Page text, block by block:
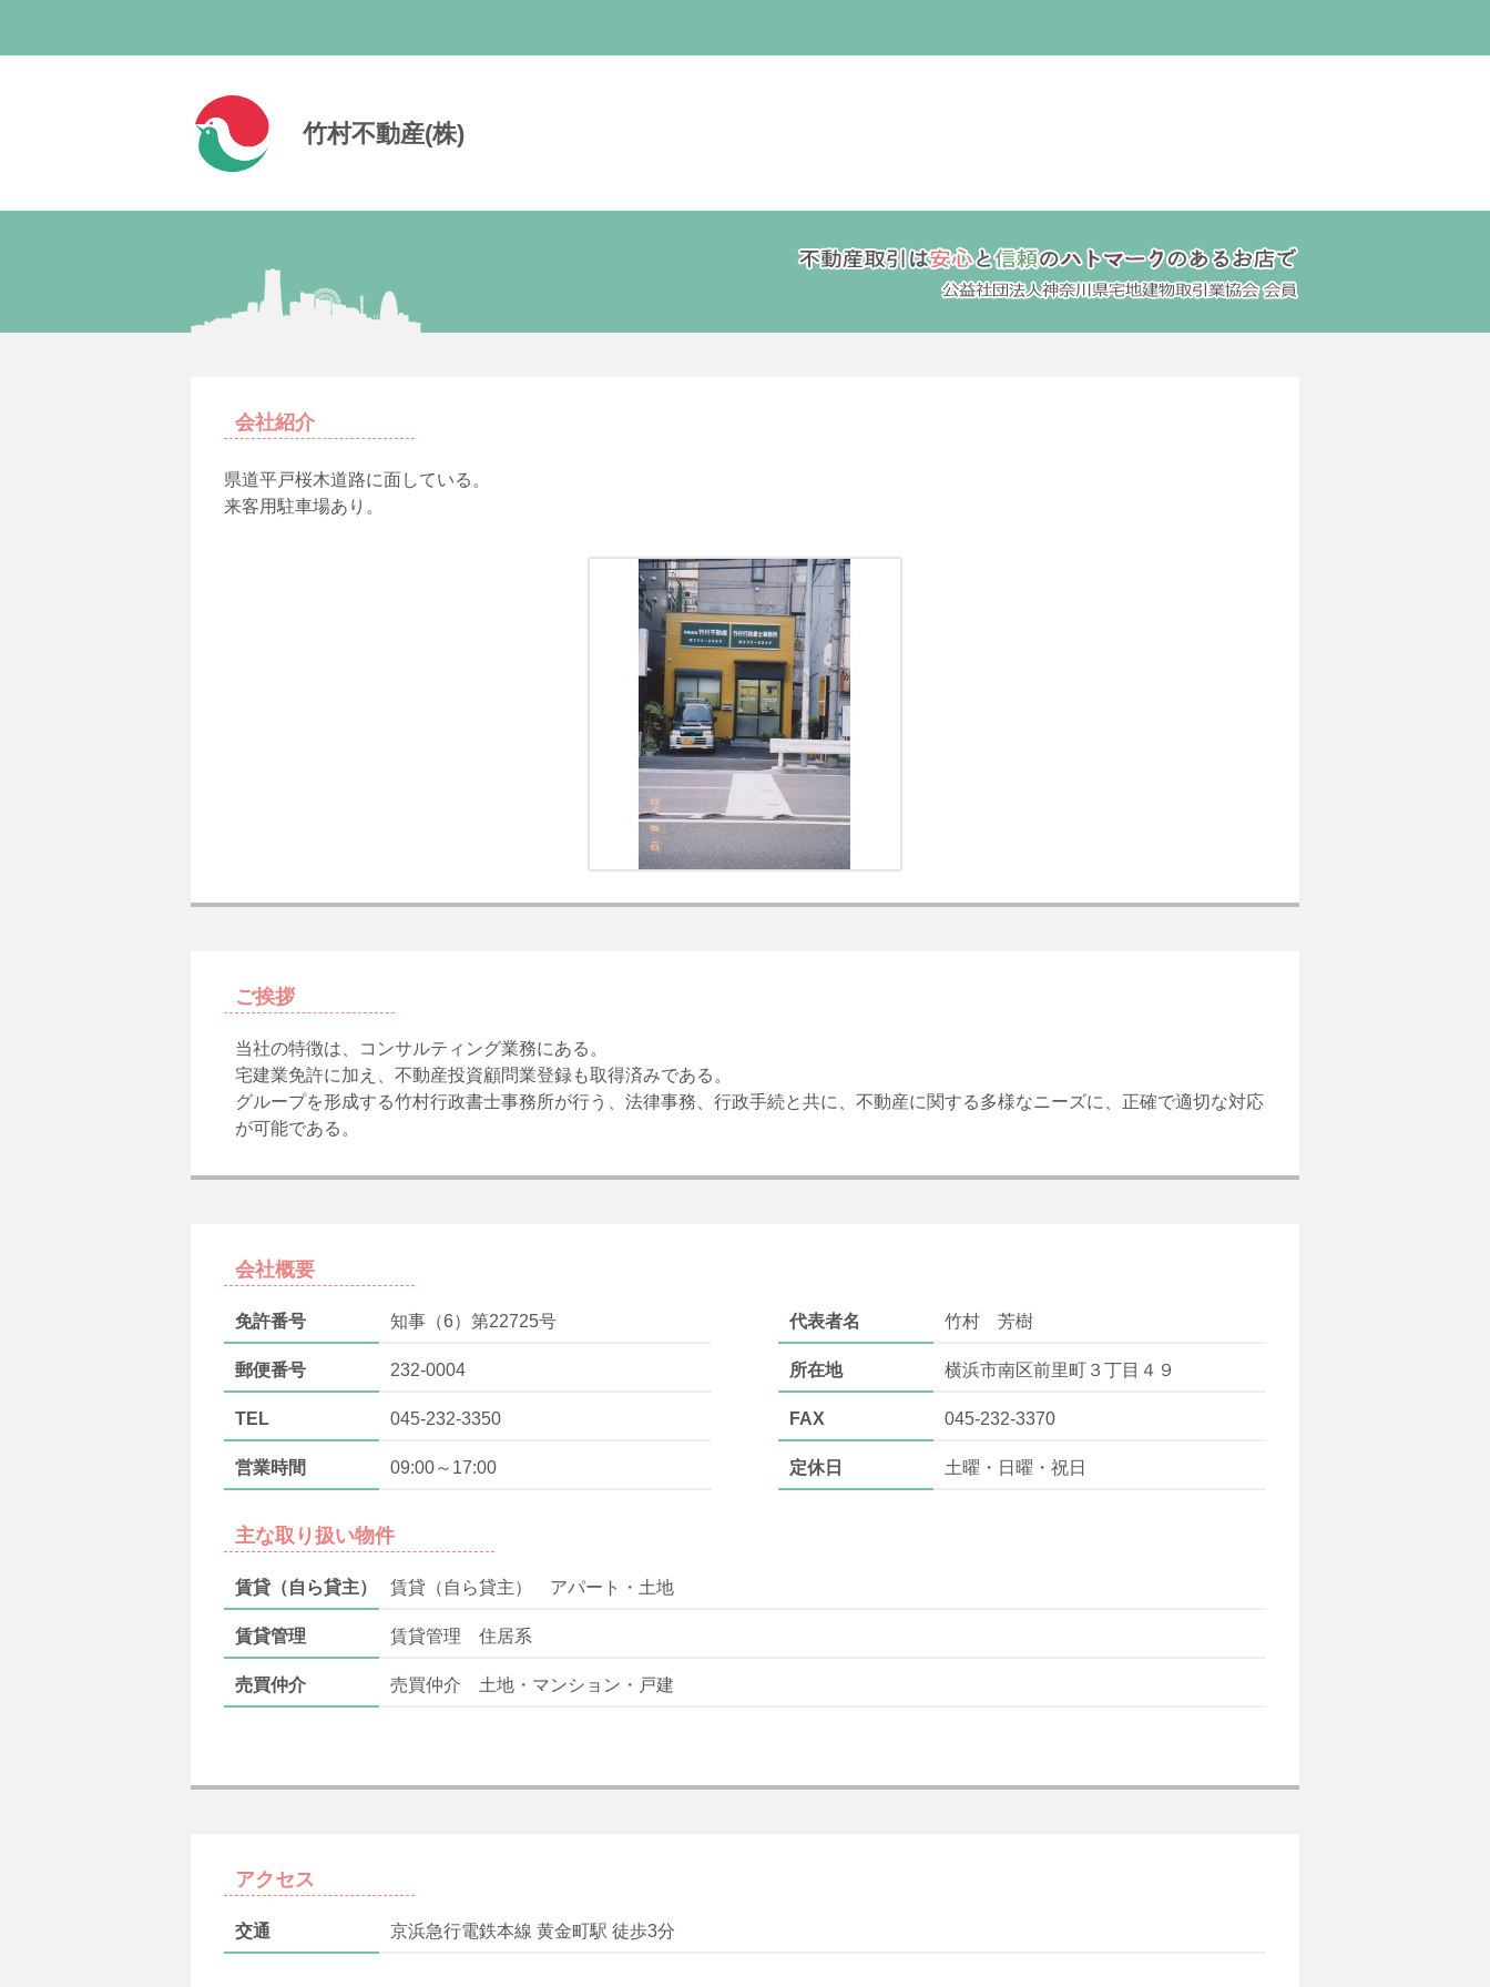
竹村不動産(株)
会社紹介
県道平戸桜木道路に面している。
来客用駐車場あり。
ご挨拶
当社の特徴は、コンサルティング業務にある。
宅建業免許に加え、不動産投資顧問業登録も取得済みである。
グループを形成する竹村行政書士事務所が行う、法律事務、行政手続と共に、不動産に関する多様なニーズに、正確で適切な対応
が可能である。
会社概要
免許番号 知事（6）第22725号 代表者名 竹村 芳樹
郵便番号 232-0004 所在地 横浜市南区前里町３丁目４９
TEL 045-232-3350 FAX 045-232-3370
営業時間 09:00～17:00 定休日 土曜・日曜・祝日
主な取り扱い物件
賃貸（自ら貸主） 賃貸（自ら貸主） アパート・土地
賃貸管理 賃貸管理 住居系
売買仲介 売買仲介 土地・マンション・戸建
アクセス
交通 京浜急行電鉄本線 黄金町駅 徒歩3分